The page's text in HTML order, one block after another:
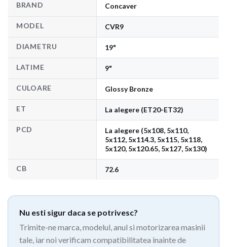
BRAND Concaver
MODEL CVR9
DIAMETRU 19"
LATIME 9"
CULOARE Glossy Bronze
ET La alegere (ET20-ET32)
PCD
La alegere (5x108, 5x110,
5x112, 5x114.3, 5x115, 5x118,
5x120, 5x120.65, 5x127, 5x130)
CB 72.6
Nu esti sigur daca se potrivesc?
Trimite-ne marca, modelul, anul si motorizarea masinii
tale, iar noi verificam compatibilitatea inainte de